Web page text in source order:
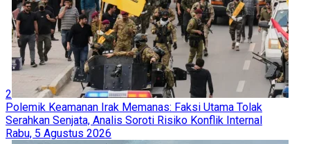
2
Polemik Keamanan Irak Memanas: Faksi Utama Tolak
Serahkan Senjata, Analis Soroti Risiko Konflik Internal
Rabu, 5 Agustus 2026